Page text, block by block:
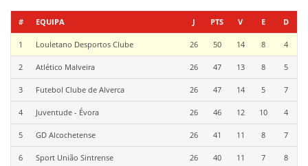
# EQUIPA J PTS V E D
1 Louletano Desportos Clube 26 50 14 8 4
2 Atlético Malveira 26 47 13 8 5
3 Futebol Clube de Alverca 26 47 14 5 7
4 Juventude - Évora 26 46 12 10 4
5 GD Alcochetense 26 41 11 8 7
6 Sport União Sintrense 26 40 11 7 8